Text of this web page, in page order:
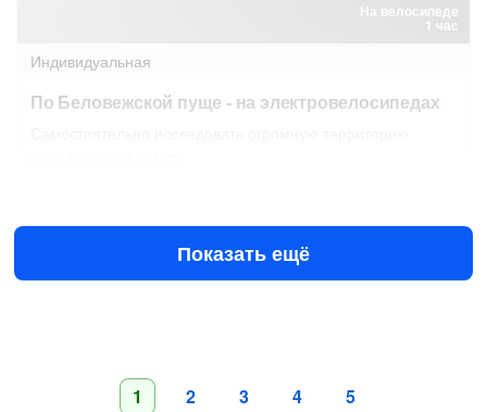
На велосипеде
1 час
Индивидуальная
По Беловежской пуще - на электровелосипедах
458 ₽за человека
Показать ещё
1 2 3 4 5